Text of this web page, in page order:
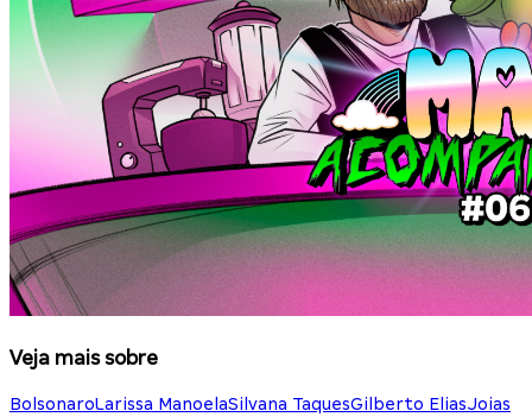
Veja mais sobre
BolsonaroLarissa ManoelaSilvana TaquesGilberto EliasJoias